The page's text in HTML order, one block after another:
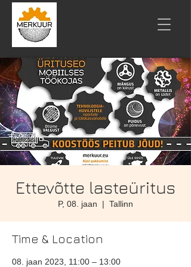
Ettevõtte lasteüritus
P, 08. jaan
  |
Tallinn
Time & Location
08. jaan 2023, 11:00 – 13:00